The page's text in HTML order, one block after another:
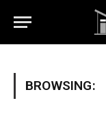
BROWSING: